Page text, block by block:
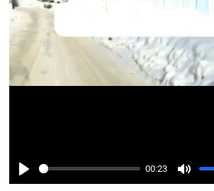
Play
00:23
Mute